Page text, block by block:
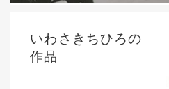
いわさきちひろの
作品